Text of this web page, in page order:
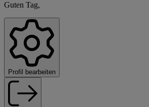
Guten Tag,
Profil bearbeiten